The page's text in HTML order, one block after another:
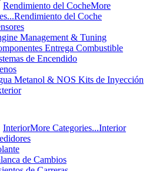
Rendimiento del CocheMore
Rendimiento del Coche
Management & Tuning
Entrega Combustible
de Encendido
Metanol & NOS Kits de Inyección
InteriorMore Categories...Interior
de Cambios